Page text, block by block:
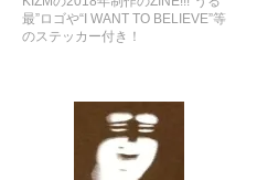
最”ロゴや“I WANT TO BELIEVE”等
のステッカー付き！